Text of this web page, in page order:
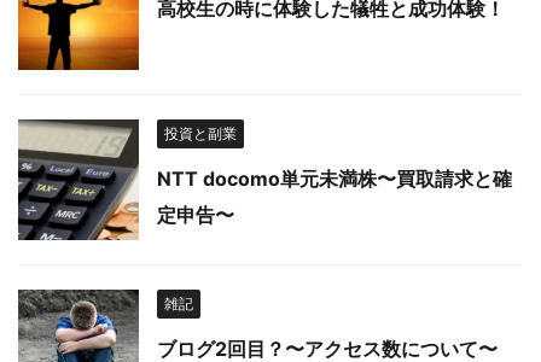
高校生の時に体験した犠牲と成功体験！
投資と副業
NTT docomo単元未満株〜買取請求と確
定申告〜
雑記
ブログ2回目？〜アクセス数について〜